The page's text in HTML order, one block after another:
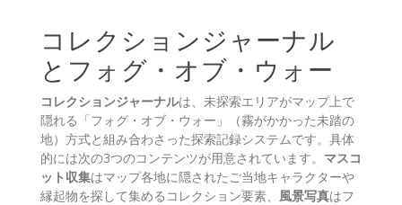
コレクションジャーナル
とフォグ・オブ・ウォー
コレクションジャーナルは、未探索エリアがマップ上で
隠れる「フォグ・オブ・ウォー」（霧がかかった未踏の
地）方式と組み合わさった探索記録システムです。具体
的には次の3つのコンテンツが用意されています。 マスコ
ット収集はマップ各地に隠されたご当地キャラクターや
縁起物を探して集めるコレクション要素、 風景写真はフ